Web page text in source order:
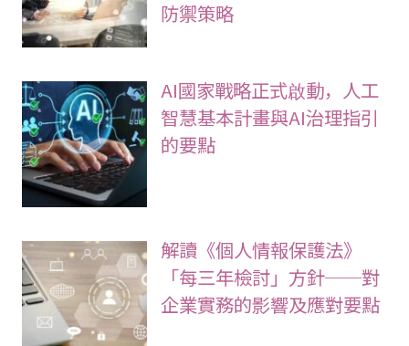
防禦策略
AI國家戰略正式啟動，人工
智慧基本計畫與AI治理指引
的要點
解讀《個人情報保護法》
「每三年檢討」方針──對
企業實務的影響及應對要點